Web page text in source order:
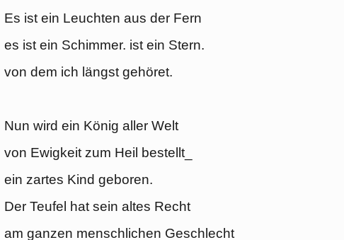
Es ist ein Leuchten aus der Fern
es ist ein Schimmer. ist ein Stern.
von dem ich längst gehöret.
Nun wird ein König aller Welt
von Ewigkeit zum Heil bestellt_
ein zartes Kind geboren.
Der Teufel hat sein altes Recht
am ganzen menschlichen Geschlecht